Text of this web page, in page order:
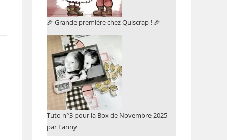
🎉 Grande première chez Quiscrap ! 🎉
Tuto n°3 pour la Box de Novembre 2025
par Fanny